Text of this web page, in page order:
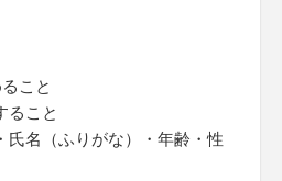
こと
ること
氏名（ふりがな）・年齢・性